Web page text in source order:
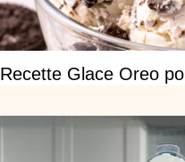
Recette Glace Oreo